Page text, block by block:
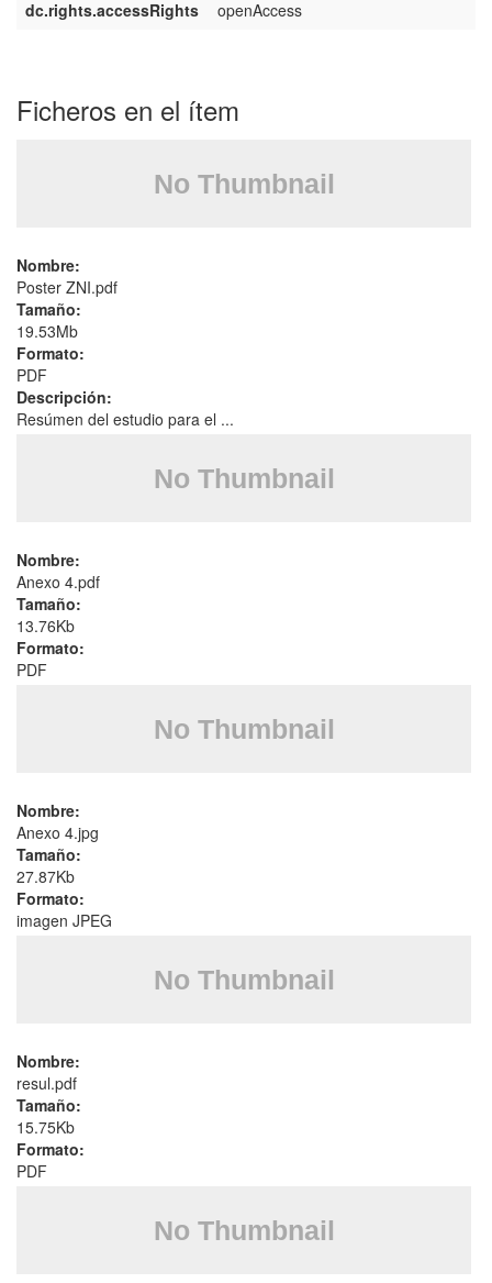
dc.rights.accessRights
openAccess
Ficheros en el ítem
Nombre:
Poster ZNI.pdf
Tamaño:
19.53Mb
Formato:
PDF
Descripción:
Resúmen del estudio para el ...
Nombre:
Anexo 4.pdf
Tamaño:
13.76Kb
Formato:
PDF
Nombre:
Anexo 4.jpg
Tamaño:
27.87Kb
Formato:
imagen JPEG
Nombre:
resul.pdf
Tamaño:
15.75Kb
Formato:
PDF